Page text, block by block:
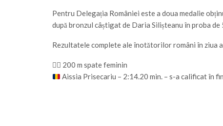
Pentru Delegația României este a doua medalie
după bronzul câștigat de Daria Silișteanu în proba de
Rezultatele complete ale înotătorilor români în ziua
🏊‍♂️ 200 m spate feminin
Aissia Prisecariu – 2:14.20 min. – s-a calificat în